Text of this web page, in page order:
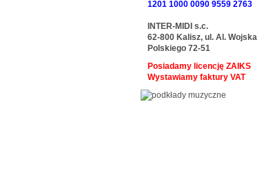
1201 1000 0090 9559 2763
INTER-MIDI s.c.
62-800 Kalisz, ul. Al. Wojska
Polskiego 72-51
Posiadamy licencję ZAIKS
Wystawiamy faktury VAT